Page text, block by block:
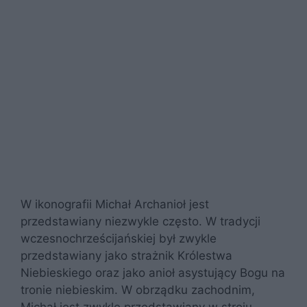
W ikonografii Michał Archanioł jest
przedstawiany niezwykle często. W tradycji
wczesnochrześcijańskiej był zwykle
przedstawiany jako strażnik Królestwa
Niebieskiego oraz jako anioł asystujący Bogu na
tronie niebieskim. W obrządku zachodnim,